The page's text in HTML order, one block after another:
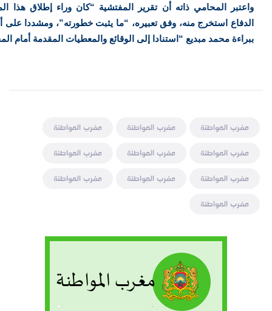
واعتبر المحامي ذاته أن تقرير المفتشية “كان وراء إطلاق هذا
الدفاع استخرج منه، وفق تعبيره، “ما يثبت خطورته”، ومشددا على
ببراءة محمد مبديع “استنادا إلى الوقائع والمعطيات المقدمة أمام
مغرب المواطنة مغرب المواطنة
مغرب المواطنة
مغرب المواطنة
مغرب المواطنة
مغرب المواطنة
مغرب المواطنة
مغرب المواطنة
مغرب المواطنة
مغرب المواطنة